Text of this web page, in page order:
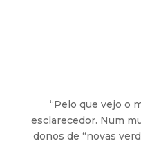
“Pelo que vejo o
esclarecedor. Num
donos de “novas